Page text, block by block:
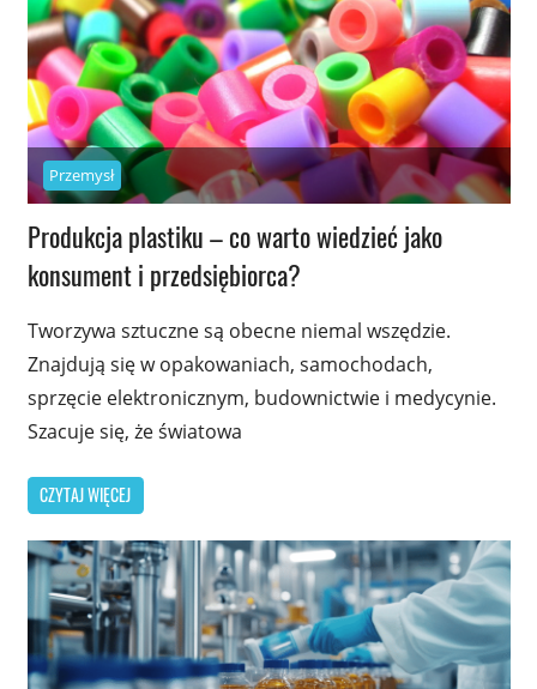
Przemysł
Produkcja plastiku – co warto wiedzieć jako
konsument i przedsiębiorca?
Tworzywa sztuczne są obecne niemal wszędzie.
Znajdują się w opakowaniach, samochodach,
sprzęcie elektronicznym, budownictwie i medycynie.
Szacuje się, że światowa
CZYTAJ WIĘCEJ